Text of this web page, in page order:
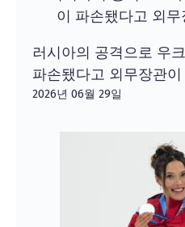
러시아의 공격으로 우
파손됐다고 외무장관
2026년 06월 29일